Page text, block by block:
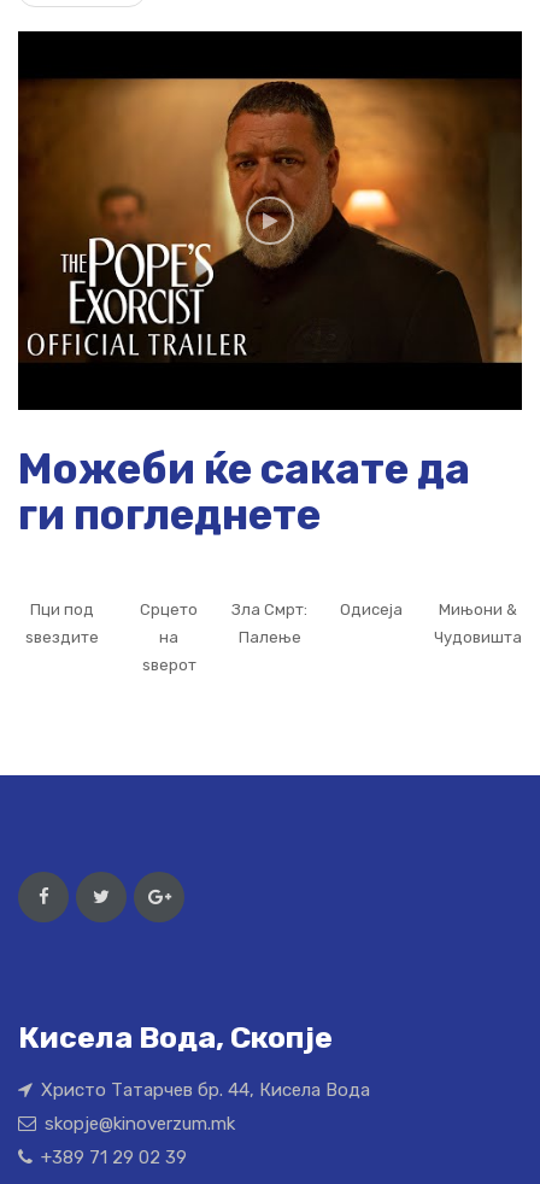
Можеби ќе сакате да
ги погледнете
Пци под
ѕвездите
Срцето
на
ѕверот
Зла Смрт:
Палење
Одисеја
Мињони &
Чудовишта
Кисела Вода, Скопје
Христо Татарчев бр. 44, Кисела Вода
skopje@kinoverzum.mk
+389 71 29 02 39